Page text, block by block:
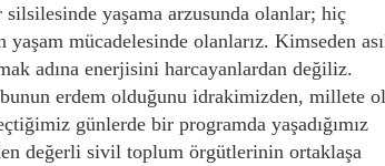
yaşama arzusunda olanlar; hiç
mücadelesinde olanlarız. Kimseden
adına enerjisini harcayanlardan değiliz.
erdem olduğunu idrakimizden, millete
günlerde bir programda yaşadığımız
değerli sivil toplum örgütlerinin ortaklaşa